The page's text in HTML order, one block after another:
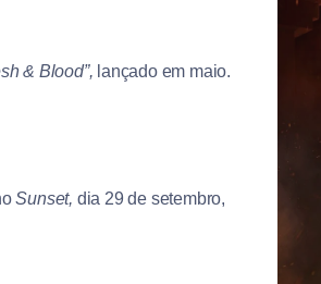
& Blood”, lançado em maio.
Sunset, dia 29 de setembro,